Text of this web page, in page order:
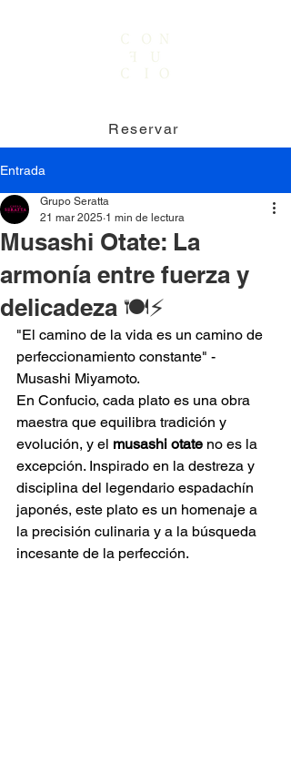
Reservar
Entrada
Musashi Otate: La
armonía entre fuerza y
delicadeza 🍽️⚡
Grupo Seratta
21 mar 2025 1 min de lectura
"El camino de la vida es un camino de
perfeccionamiento constante" -
Musashi Miyamoto.
En Confucio, cada plato es una obra
maestra que equilibra tradición y
evolución, y el musashi otate no es la
excepción. Inspirado en la destreza y
disciplina del legendario espadachín
japonés, este plato es un homenaje a
la precisión culinaria y a la búsqueda
incesante de la perfección.